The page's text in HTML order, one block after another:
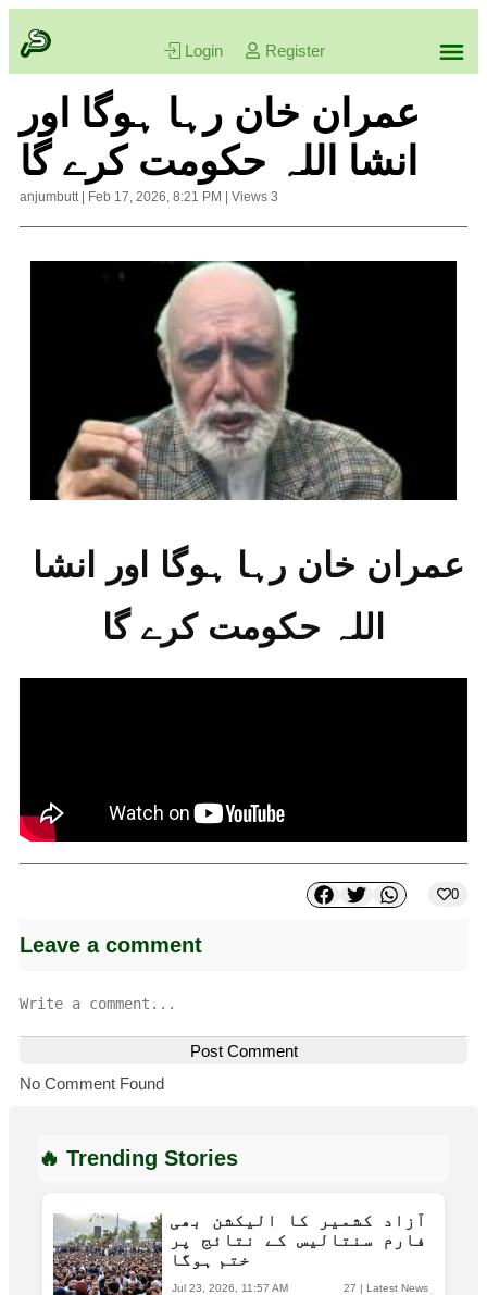
Login Register
عمران خان رہا ہوگا اور
انشا اللہ حکومت کرے گا
anjumbutt| Feb 17, 2026, 8:21 PM Views 3
اللہ حکومت کرے گا
0
Leave a comment
Post Comment
No Comment Found
🔥 Trending Stories
آزاد کشمیر کا الیکشن بھی
فارم سنتالیس کے نتائج پر
ختم ہوگا
27 | Latest News
Jul 23, 2026, 11:57 AM